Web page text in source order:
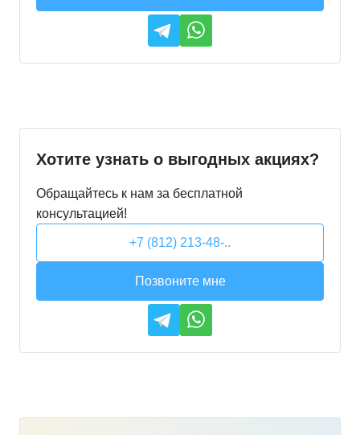
Хотите узнать о выгодных акциях?
Обращайтесь к нам за бесплатной
консультацией!
+7 (812) 213-48-..
Позвоните мне